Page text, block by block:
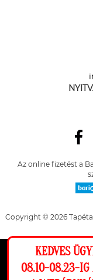
Ez a weboldal
Az online fizetést a
Copyright © 2026
KEDVES
08.10-08.23-IG